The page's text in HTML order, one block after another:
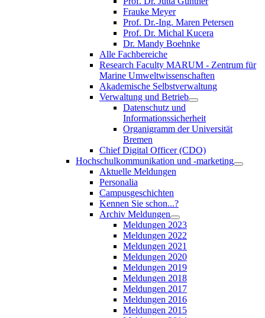
Frauke Meyer
Prof. Dr.-Ing. Maren Petersen
Prof. Dr. Michal Kucera
Dr. Mandy Boehnke
Alle Fachbereiche
Research Faculty MARUM - Zentrum für
Marine Umweltwissenschaften
Akademische Selbstverwaltung
Verwaltung und Betrieb
Datenschutz und
Informationssicherheit
Organigramm der Universität
Bremen
Chief Digital Officer (CDO)
Hochschulkommunikation und -marketing
Aktuelle Meldungen
Personalia
Campusgeschichten
Kennen Sie schon...?
Archiv Meldungen
Meldungen 2023
Meldungen 2022
Meldungen 2021
Meldungen 2020
Meldungen 2019
Meldungen 2018
Meldungen 2017
Meldungen 2016
Meldungen 2015